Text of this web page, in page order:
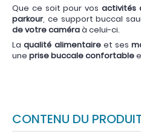
Que ce soit pour vos activités
parkour, ce support buccal
de votre caméraà celui-ci.
Laqualité alimentaireet ses
une prise buccale confortable
CONTENU DU